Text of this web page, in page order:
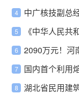
生产项目拟落
中广核技副总
《中华人民共
2090万元！河
赁项目中标结
国内首个利用
深度调峰及顶
湖北省民用建